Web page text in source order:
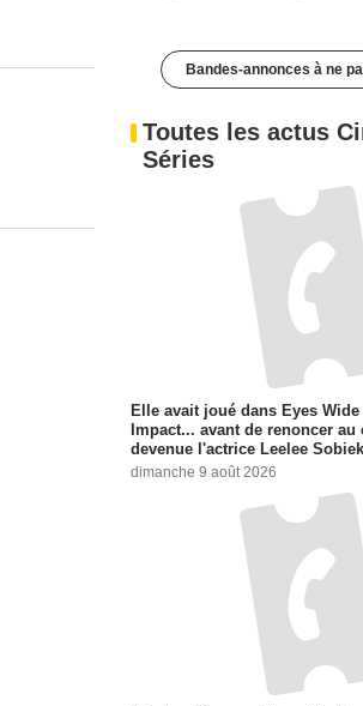
Bandes-annonces à ne
Toutes les actus
Séries
Elle avait joué dans Eyes Wide
Impact... avant de renoncer
devenue l'actrice Leelee
dimanche 9 août 2026